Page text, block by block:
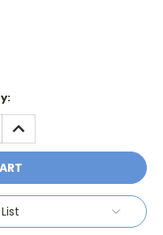
INCREASE
QUANTITY: